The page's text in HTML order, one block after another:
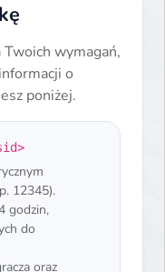
Twoich wymagań,
o
poniżej.
12345).
godzin,
do
oraz